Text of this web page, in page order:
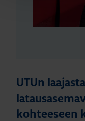
UTUn laajasta
kohteeseen